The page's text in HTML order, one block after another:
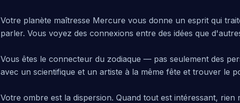
Votre planète maîtresse Mercure vous donne un esprit qui
parler. Vous voyez des connexions entre des idées que
Vous êtes le connecteur du zodiaque — pas seulement des
avec un scientifique et un artiste à la même fête et trouver le
Votre ombre est la dispersion. Quand tout est intéressant,